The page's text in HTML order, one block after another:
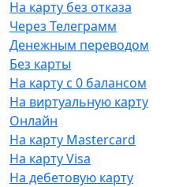
На карту без отказа
Через Телеграмм
Денежным переводом
Без карты
На карту с 0 балансом
На виртуальную карту
Онлайн
На карту Mastercard
На карту Visa
На дебетовую карту